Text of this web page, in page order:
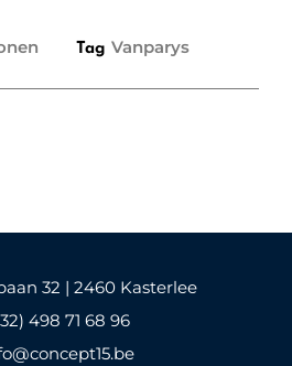
Tag Vanparys
32 | 2460 Kasterlee
498 71 68 96